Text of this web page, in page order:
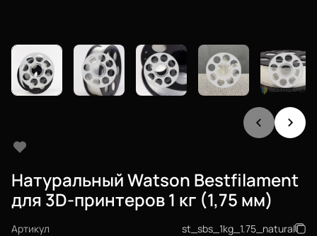
Натуральный Watson Bestfilament
для 3D-принтеров 1 кг (1,75 мм)
Артикул st_sbs_1kg_1.75_natural